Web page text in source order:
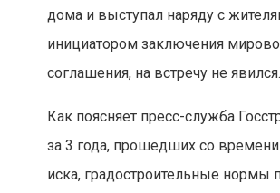
дома и выступал наряду с
инициатором заключения
соглашения, на встречу не явился.
Как поясняет пресс-служба
за 3 года, прошедших со
иска, градостроительные нормы